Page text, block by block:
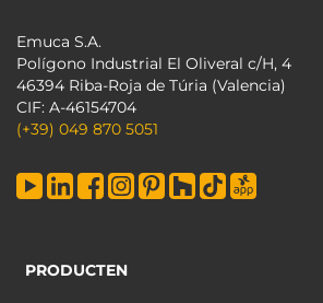
Emuca S.A.
Polígono Industrial El Oliveral c/H, 4
46394 Riba-Roja de Túria (Valencia)
CIF: A-46154704
(+39) 049 870 5051
PRODUCTEN